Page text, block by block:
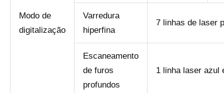
Modo de
digitalização
Varredura
hiperfina
7 linhas de laser
Escaneamento
de furos
profundos
1 linha laser azul